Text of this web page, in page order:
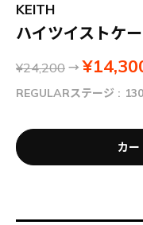
KEITH
ハイツイストケ
¥24,200 →
REGULARステージ :
カー